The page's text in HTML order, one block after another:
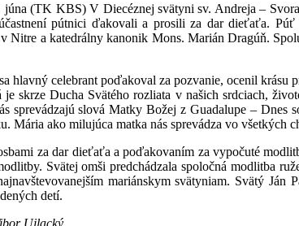
júna (TK KBS) V Diecéznej svätyni sv. Andreja –
pútnici ďakovali a prosili za dar dieťaťa.
Nitre a katedrálny kanonik Mons. Marián Dragúň.
hlavný celebrant poďakoval za pozvanie, ocenil
skrze Ducha Svätého rozliata v našich srdciach,
sprevádzajú slová Matky Božej z Guadalupe – Dnes
Mária ako milujúca matka nás sprevádza vo všetkých
za dar dieťaťa a poďakovaním za vypočuté
Svätej omši predchádzala spoločná modlitba
mariánskym svätyniam. Svätý
detí.
Ujlacký